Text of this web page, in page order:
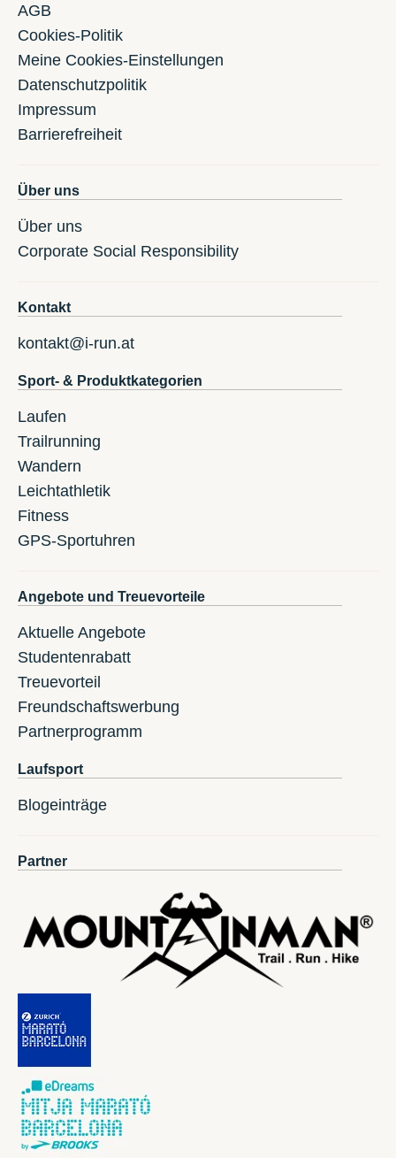
AGB
Cookies-Politik
Meine Cookies-Einstellungen
Datenschutzpolitik
Impressum
Barrierefreiheit
Über uns
Über uns
Corporate Social Responsibility
Kontakt
kontakt@i-run.at
Sport- & Produktkategorien
Laufen
Trailrunning
Wandern
Leichtathletik
Fitness
GPS-Sportuhren
Angebote und Treuevorteile
Aktuelle Angebote
Studentenrabatt
Treuevorteil
Freundschaftswerbung
Partnerprogramm
Laufsport
Blogeinträge
Partner